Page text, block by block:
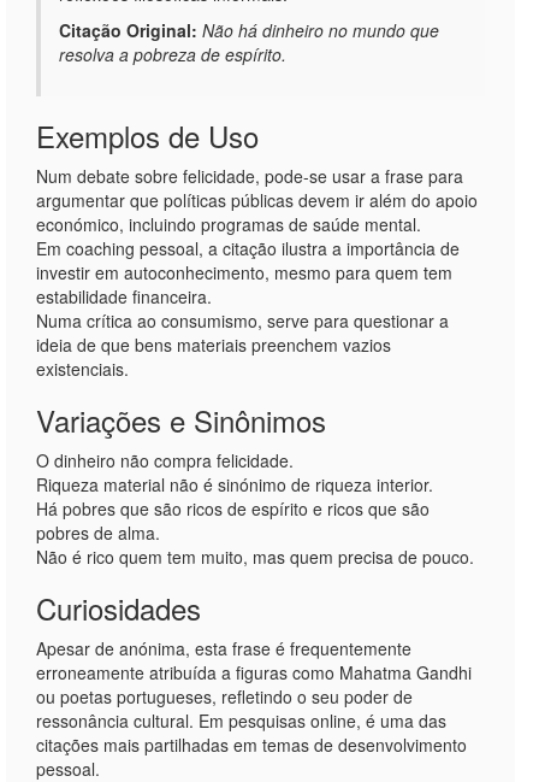
Citação Original: Não há dinheiro no mundo que
resolva a pobreza de espírito.
Exemplos de Uso
Num debate sobre felicidade, pode-se usar a frase para
argumentar que políticas públicas devem ir além do apoio
económico, incluindo programas de saúde mental.
Em coaching pessoal, a citação ilustra a importância de
investir em autoconhecimento, mesmo para quem tem
estabilidade financeira.
Numa crítica ao consumismo, serve para questionar a
ideia de que bens materiais preenchem vazios
existenciais.
Variações e Sinônimos
O dinheiro não compra felicidade.
Riqueza material não é sinónimo de riqueza interior.
Há pobres que são ricos de espírito e ricos que são
pobres de alma.
Não é rico quem tem muito, mas quem precisa de pouco.
Curiosidades
Apesar de anónima, esta frase é frequentemente
erroneamente atribuída a figuras como Mahatma Gandhi
ou poetas portugueses, refletindo o seu poder de
ressonância cultural. Em pesquisas online, é uma das
citações mais partilhadas em temas de desenvolvimento
pessoal.